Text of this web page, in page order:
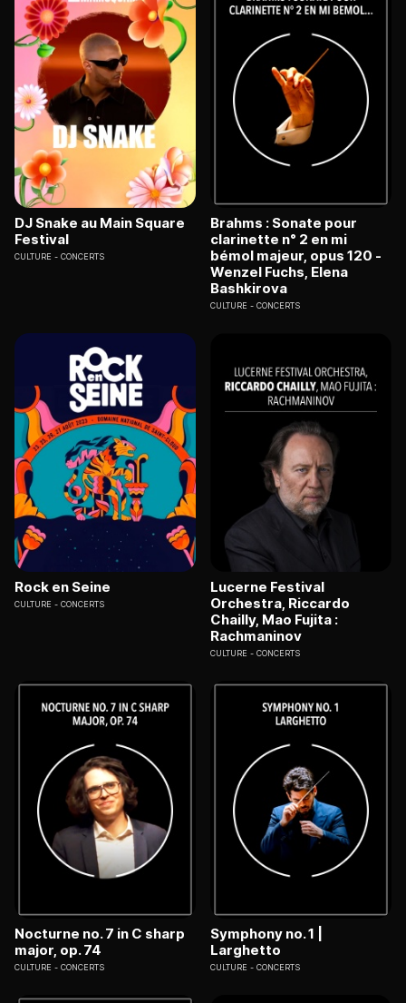
DJ Snake au Main Square
Festival
CULTURE CONCERTS
Brahms : Sonate pour
clarinette n° 2 en mi
bémol majeur, opus 120 -
Wenzel Fuchs, Elena
Bashkirova
CULTURE CONCERTS
Rock en Seine
CULTURE CONCERTS
Lucerne Festival
Orchestra, Riccardo
Chailly, Mao Fujita :
Rachmaninov
CULTURE CONCERTS
Nocturne no. 7 in C sharp
major, op. 74
CULTURE CONCERTS
Symphony no. 1 |
Larghetto
CULTURE CONCERTS